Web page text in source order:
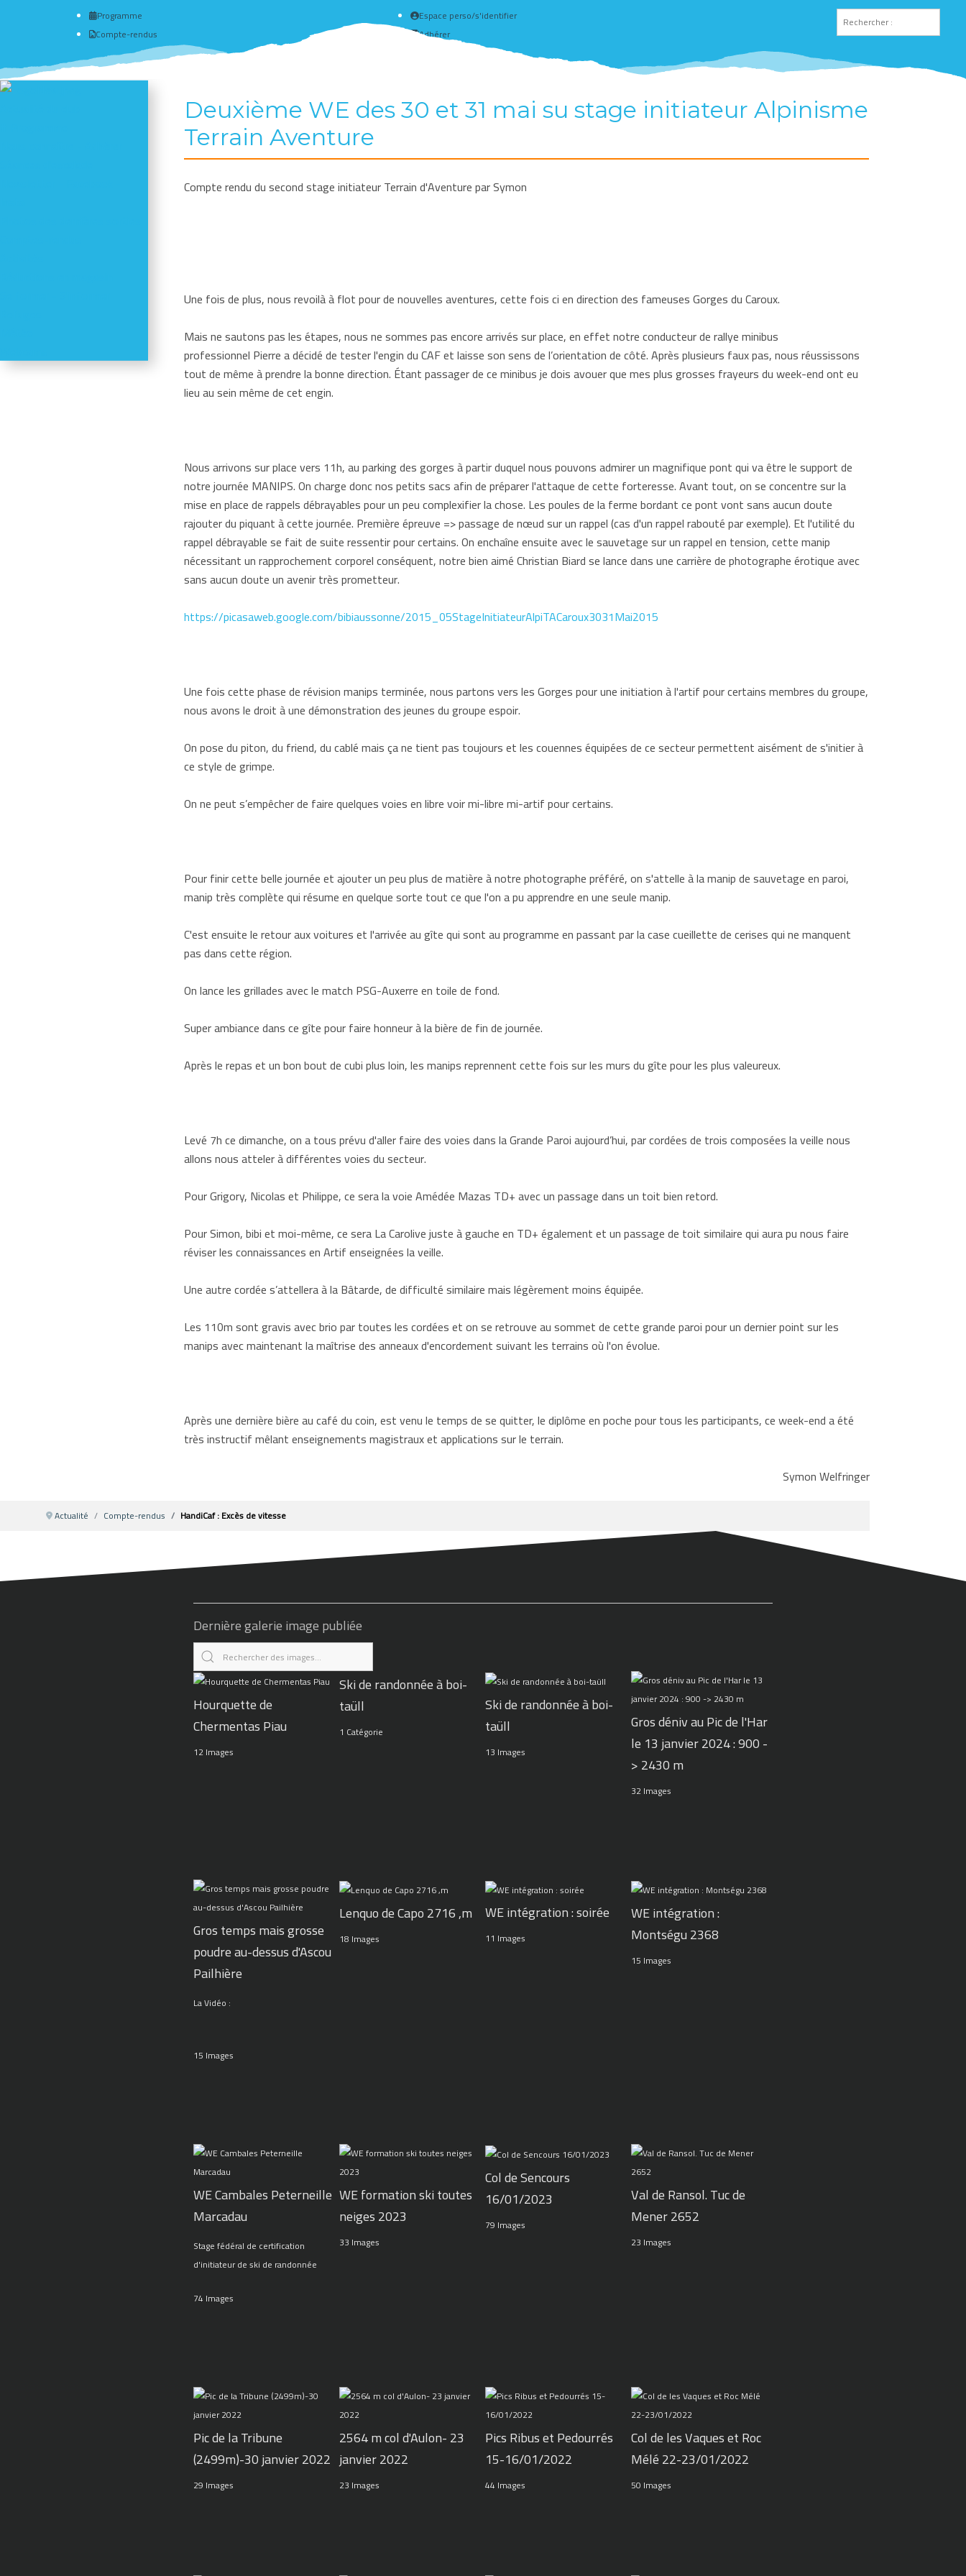
Programme
Compte-rendus
Espace perso/s'identifier
Adhérer
Créer un compte
Deuxième WE des 30 et 31 mai su stage initiateur Alpinisme
Terrain Aventure
Compte rendu du second stage initiateur Terrain d'Aventure par Symon
Une fois de plus, nous revoilà à flot pour de nouvelles aventures, cette fois ci en direction des fameuses Gorges du Caroux.
Mais ne sautons pas les étapes, nous ne sommes pas encore arrivés sur place, en effet notre conducteur de rallye minibus
professionnel Pierre a décidé de tester l'engin du CAF et laisse son sens de l’orientation de côté. Après plusieurs faux pas, nous réussissons
tout de même à prendre la bonne direction. Étant passager de ce minibus je dois avouer que mes plus grosses frayeurs du week-end ont eu
lieu au sein même de cet engin.
Nous arrivons sur place vers 11h, au parking des gorges à partir duquel nous pouvons admirer un magnifique pont qui va être le support de
notre journée MANIPS. On charge donc nos petits sacs afin de préparer l'attaque de cette forteresse. Avant tout, on se concentre sur la
mise en place de rappels débrayables pour un peu complexifier la chose. Les poules de la ferme bordant ce pont vont sans aucun doute
rajouter du piquant à cette journée. Première épreuve => passage de nœud sur un rappel (cas d'un rappel rabouté par exemple). Et l'utilité du
rappel débrayable se fait de suite ressentir pour certains. On enchaîne ensuite avec le sauvetage sur un rappel en tension, cette manip
nécessitant un rapprochement corporel conséquent, notre bien aimé Christian Biard se lance dans une carrière de photographe érotique avec
sans aucun doute un avenir très prometteur.
https://picasaweb.google.com/bibiaussonne/2015_05StageInitiateurAlpiTACaroux3031Mai2015
Une fois cette phase de révision manips terminée, nous partons vers les Gorges pour une initiation à l'artif pour certains membres du groupe,
nous avons le droit à une démonstration des jeunes du groupe espoir.
On pose du piton, du friend, du cablé mais ça ne tient pas toujours et les couennes équipées de ce secteur permettent aisément de s'initier à
ce style de grimpe.
On ne peut s’empêcher de faire quelques voies en libre voir mi-libre mi-artif pour certains.
Pour finir cette belle journée et ajouter un peu plus de matière à notre photographe préféré, on s'attelle à la manip de sauvetage en paroi,
manip très complète qui résume en quelque sorte tout ce que l'on a pu apprendre en une seule manip.
C'est ensuite le retour aux voitures et l'arrivée au gîte qui sont au programme en passant par la case cueillette de cerises qui ne manquent
pas dans cette région.
On lance les grillades avec le match PSG-Auxerre en toile de fond.
Super ambiance dans ce gîte pour faire honneur à la bière de fin de journée.
Après le repas et un bon bout de cubi plus loin, les manips reprennent cette fois sur les murs du gîte pour les plus valeureux.
Levé 7h ce dimanche, on a tous prévu d'aller faire des voies dans la Grande Paroi aujourd’hui, par cordées de trois composées la veille nous
allons nous atteler à différentes voies du secteur.
Pour Grigory, Nicolas et Philippe, ce sera la voie Amédée Mazas TD+ avec un passage dans un toit bien retord.
Pour Simon, bibi et moi-même, ce sera La Carolive juste à gauche en TD+ également et un passage de toit similaire qui aura pu nous faire
réviser les connaissances en Artif enseignées la veille.
Une autre cordée s’attellera à la Bâtarde, de difficulté similaire mais légèrement moins équipée.
Les 110m sont gravis avec brio par toutes les cordées et on se retrouve au sommet de cette grande paroi pour un dernier point sur les
manips avec maintenant la maîtrise des anneaux d'encordement suivant les terrains où l'on évolue.
Après une dernière bière au café du coin, est venu le temps de se quitter, le diplôme en poche pour tous les participants, ce week-end a été
très instructif mêlant enseignements magistraux et applications sur le terrain.
Symon Welfringer
Actualité Compte-rendus HandiCaf : Excès de vitesse
Dernière galerie image publiée
Hourquette de
Chermentas Piau
12 Images
Ski de randonnée à boi-
taüll
1 Catégorie
Ski de randonnée à boi-
taüll
13 Images
Gros déniv au Pic de l'Har
le 13 janvier 2024 : 900 -
> 2430 m
32 Images
Gros temps mais grosse
poudre au-dessus d'Ascou
Pailhière
La Vidéo :
15 Images
Lenquo de Capo 2716 ,m
18 Images
WE intégration : soirée
11 Images
WE intégration :
Montségu 2368
15 Images
WE Cambales Peterneille
Marcadau
Stage fédéral de certification
d'initiateur de ski de randonnée
74 Images
WE formation ski toutes
neiges 2023
33 Images
Col de Sencours
16/01/2023
79 Images
Val de Ransol. Tuc de
Mener 2652
23 Images
Pic de la Tribune
(2499m)-30 janvier 2022
29 Images
2564 m col d'Aulon- 23
janvier 2022
23 Images
Pics Ribus et Pedourrés
15-16/01/2022
44 Images
Col de les Vaques et Roc
Mélé 22-23/01/2022
50 Images